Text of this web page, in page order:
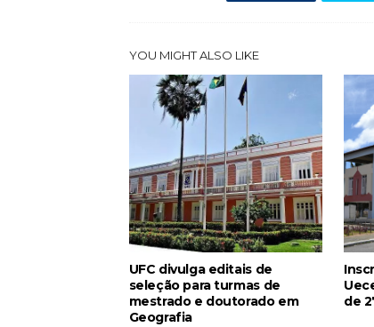
YOU MIGHT ALSO LIKE
UFC divulga editais de
seleção para turmas de
mestrado e doutorado em
Geografia
de